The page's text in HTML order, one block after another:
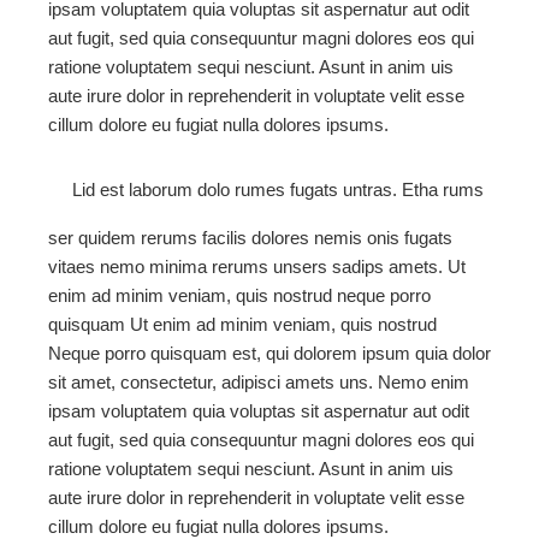
ipsam voluptatem quia voluptas sit aspernatur aut odit
aut fugit, sed quia consequuntur magni dolores eos qui
ratione voluptatem sequi nesciunt. Asunt in anim uis
aute irure dolor in reprehenderit in voluptate velit esse
cillum dolore eu fugiat nulla dolores ipsums.
Lid est laborum dolo rumes fugats untras. Etha rums
ser quidem rerums facilis dolores nemis onis fugats
vitaes nemo minima rerums unsers sadips amets. Ut
enim ad minim veniam, quis nostrud neque porro
quisquam Ut enim ad minim veniam, quis nostrud
Neque porro quisquam est, qui dolorem ipsum quia dolor
sit amet, consectetur, adipisci amets uns. Nemo enim
ipsam voluptatem quia voluptas sit aspernatur aut odit
aut fugit, sed quia consequuntur magni dolores eos qui
ratione voluptatem sequi nesciunt. Asunt in anim uis
aute irure dolor in reprehenderit in voluptate velit esse
cillum dolore eu fugiat nulla dolores ipsums.